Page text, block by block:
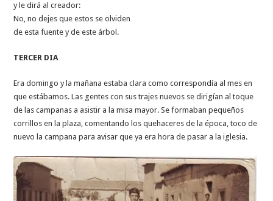
y le dirá al creador:
No, no dejes que estos se olviden
de esta fuente y de este árbol.
TERCER DIA
Era domingo y la mañana estaba clara como correspondía al mes en
que estábamos. Las gentes con sus trajes nuevos se dirigían al toque
de las campanas a asistir a la misa mayor. Se formaban pequeños
corrillos en la plaza, comentando los quehaceres de la época, toco de
nuevo la campana para avisar que ya era hora de pasar a la iglesia.